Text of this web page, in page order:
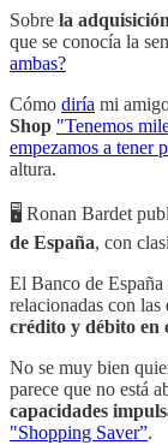
Sobre la
que se conocía la
ambas?
Cómo diría mi
Shop "Tenemos
empezamos a tener
altura.
🖥️ Ronan Bardet
de España, con
El Banco de
relacionadas con las
crédito y débito en
No se muy bien
parece que no está
capacidades
"Shopping Saver”.